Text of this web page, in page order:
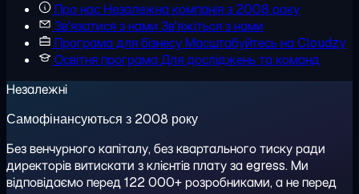
Про насНезалежна компанія з 2008 року
Зв'язатися з нами Зв'яжіться з нами
Програма для бізнесуМасштабуйтесь на Cloudzy
Освітня програмаДля досліджень та команд
Незалежні
Самофінансуються з 2008 року
Без венчурного капіталу, без квартального тиску ради
директорів витискати з клієнтів плату за egress. Ми
відповідаємо перед 122 000+ розробниками, а не перед